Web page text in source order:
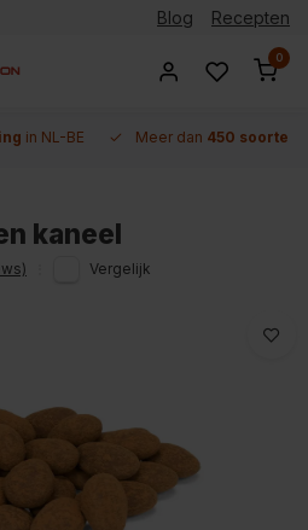
Blog Recepten
0
in NL-BE Meer dan 450 soorten
kaneel
Vergelijk